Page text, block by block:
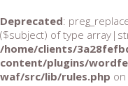
Deprecated:
($subject) of type
/home/clients/
content/plugins/
waf/src/lib/rules.php